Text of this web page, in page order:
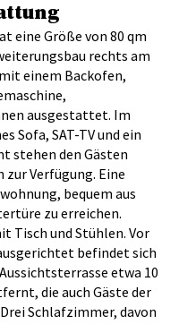
eine Größe von 80 qm
rechts am
einem Backofen,
ausgestattet. Im
Sofa, SAT-TV und ein
stehen den Gästen
zur Verfügung. Eine
bequem aus
zu erreichen.
Tisch und Stühlen. Vor
befindet sich
etwa 10
die auch Gäste der
Schlafzimmer, davon